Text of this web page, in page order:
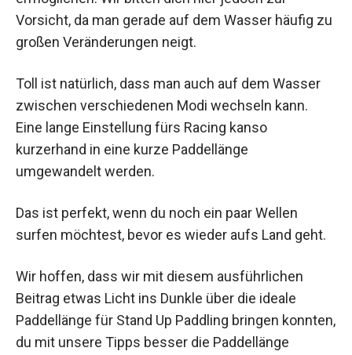
Vorsicht, da man gerade auf dem Wasser häufig zu
großen Veränderungen neigt.
Toll ist natürlich, dass man auch auf dem Wasser
zwischen verschiedenen Modi wechseln kann.
Eine lange Einstellung fürs Racing kanso
kurzerhand in eine kurze Paddellänge
umgewandelt werden.
Das ist perfekt, wenn du noch ein paar Wellen
surfen möchtest, bevor es wieder aufs Land geht.
Wir hoffen, dass wir mit diesem ausführlichen
Beitrag etwas Licht ins Dunkle über die ideale
Paddellänge für Stand Up Paddling bringen konnten,
du mit unsere Tipps besser die Paddellänge